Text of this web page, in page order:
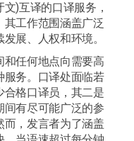
)互译的口译服务，
工作范围涵盖广泛
展、人权和环境。
和任何地点向需要高
服务。口译处面临若
合格口译员，其二是
间有尽可能广泛的参
而，发言者为了涵盖